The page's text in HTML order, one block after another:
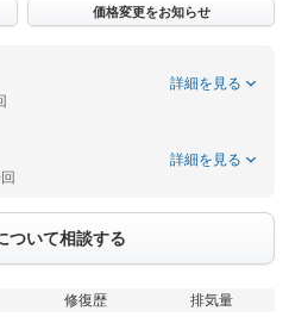
価格変更をお知らせ
詳細を見る
詳細を見る
ついて相談する
修復歴 排気量